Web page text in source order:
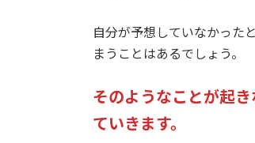
自分が予想していなかった
まうことはあるでしょう。
そのようなことが起
ていきます。